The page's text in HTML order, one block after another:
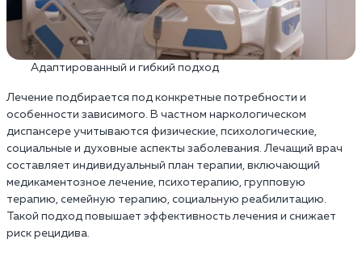
Адаптированный и гибкий подход
Лечение подбирается под конкретные потребности и
особенности зависимого. В частном наркологическом
диспансере учитываются физические, психологические,
социальные и духовные аспекты заболевания. Лечащий врач
составляет индивидуальный план терапии, включающий
медикаментозное лечение, психотерапию, групповую
терапию, семейную терапию, социальную реабилитацию.
Такой подход повышает эффективность лечения и снижает
риск рецидива.